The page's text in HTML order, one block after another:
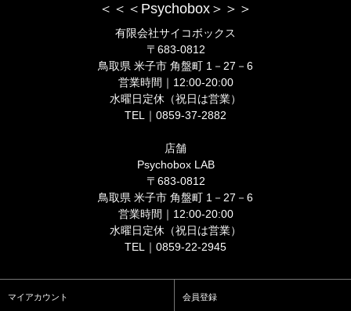
＜＜＜Psychobox＞＞＞
有限会社サイコボックス
〒683-0812
鳥取県 米子市 角盤町 1－27－6
営業時間｜12:00-20:00
水曜日定休（祝日は営業）
TEL｜0859-37-2882
店舗
Psychobox LAB
〒683-0812
鳥取県 米子市 角盤町 1－27－6
営業時間｜12:00-20:00
水曜日定休（祝日は営業）
TEL｜0859-22-2945
マイアカウント 会員登録